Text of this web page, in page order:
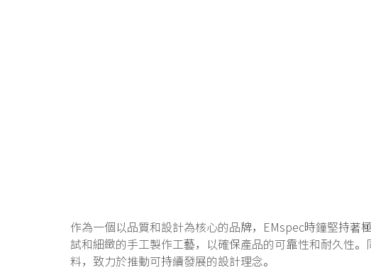
作為一個以品質和設計為核心的品牌，EMspec時鐘堅持著
試和細緻的手工製作工藝，以確保產品的可靠性和耐久性
料，致力於推動可持續發展的設計理念。